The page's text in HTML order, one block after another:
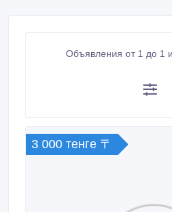
Объявления от 1 до 1
3 000 тенге 〒